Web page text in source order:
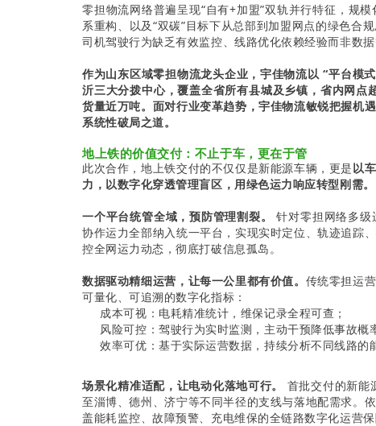
零担物流网络普遍呈现“自有+加盟”双轨并行特征，规
系重构、以及“双碳”目标下从总部到加盟网点的绿色合
司机驾驶行为缺乏有效监控、线路优化依赖经验而非数
作为山东区域零担物流龙头企业，宇佳物流以 “平台模
沂三大分拨中心，覆盖全省所有县城及乡镇，省内网
货量近万吨。面对行业变革趋势，宇佳物流敏锐把握机
系统性破局之道。
地上铁的价值交付：不止于车，更在于管
此次合作，地上铁交付的不仅仅是新能源车辆，更是以
力，以数字化穿透管理盲区，用绿色运力响应转型刚需。
一个平台统管全域，预防管理割裂。针对零担网络多
协作运力全部纳入统一平台，实现实时定位、轨迹追踪
控全网运力动态，彻底打破信息孤岛。
数据驱动精细运营，让每一公里都有价值。 传统零担运
可量化、可追溯的数字化指标：
成本可视：电耗精准统计，维保记录全程可查；
风险可控：驾驶行为实时监测，主动干预降低事故概
效率可优：基于实际运营数据，持续分析不同线路的
场景化精准适配，让电动化落地可行。
首批交付的新能
至淄博、德州、济宁等不同半径的支线与落地配需求。
盖能耗监控、故障预警、充电维保的全链路数字化运营保